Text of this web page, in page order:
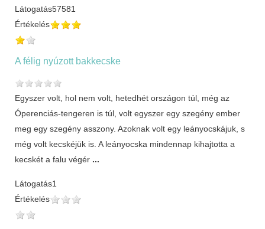
Látogatás57581
Értékelés
A félig nyúzott bakkecske
Egyszer volt, hol nem volt, hetedhét országon túl, még az
Óperenciás-tengeren is túl, volt egyszer egy szegény ember
meg egy szegény asszony. Azoknak volt egy leányocskájuk, s
még volt kecskéjük is. A leányocska mindennap kihajtotta a
kecskét a falu végér ...
Látogatás1
Értékelés